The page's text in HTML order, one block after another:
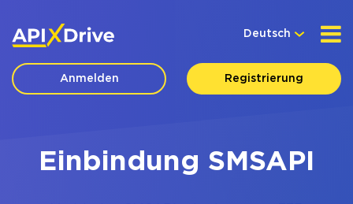
Deutsch
Anmelden Registrierung
Einbindung SMSAPI